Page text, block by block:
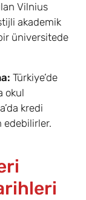
Vilnius
akademik
üniversitede
Türkiye’de
okul
kredi
edebilirler.